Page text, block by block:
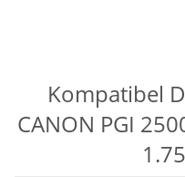
Kompatibel
CANON PGI